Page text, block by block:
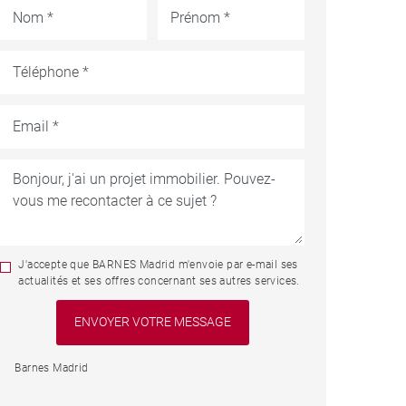
J'accepte que BARNES Madrid m'envoie par e-mail ses
actualités et ses offres concernant ses autres services.
Barnes Madrid